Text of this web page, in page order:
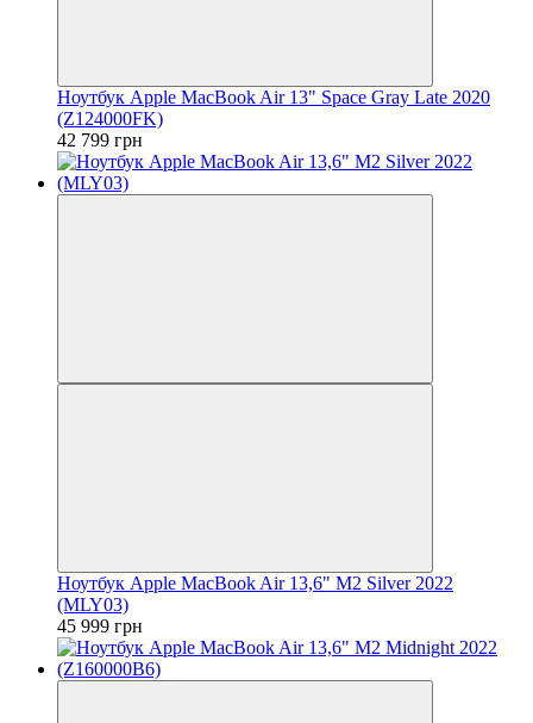
Ноутбук Apple MacBook Air 13" Space Gray Late 2020
(Z124000FK)
42 799 грн
Ноутбук Apple MacBook Air 13,6" M2 Silver 2022
(MLY03)
45 999 грн